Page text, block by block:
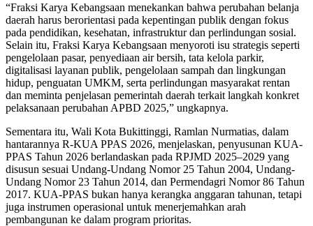
“Fraksi Karya Kebangsaan menekankan bahwa perubahan belanja
daerah harus berorientasi pada kepentingan publik dengan fokus
pada pendidikan, kesehatan, infrastruktur dan perlindungan sosial.
Selain itu, Fraksi Karya Kebangsaan menyoroti isu strategis seperti
pengelolaan pasar, penyediaan air bersih, tata kelola parkir,
digitalisasi layanan publik, pengelolaan sampah dan lingkungan
hidup, penguatan UMKM, serta perlindungan masyarakat rentan
dan meminta penjelasan pemerintah daerah terkait langkah konkret
pelaksanaan perubahan APBD 2025,” ungkapnya.
Sementara itu, Wali Kota Bukittinggi, Ramlan Nurmatias, dalam
hantarannya R-KUA PPAS 2026, menjelaskan, penyusunan KUA-
PPAS Tahun 2026 berlandaskan pada RPJMD 2025–2029 yang
disusun sesuai Undang-Undang Nomor 25 Tahun 2004, Undang-
Undang Nomor 23 Tahun 2014, dan Permendagri Nomor 86 Tahun
2017. KUA-PPAS bukan hanya kerangka anggaran tahunan, tetapi
juga instrumen operasional untuk menerjemahkan arah
pembangunan ke dalam program prioritas.